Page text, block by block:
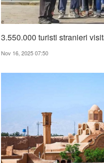
3.550.000 turisti stranieri
Nov 16, 2025 07:50